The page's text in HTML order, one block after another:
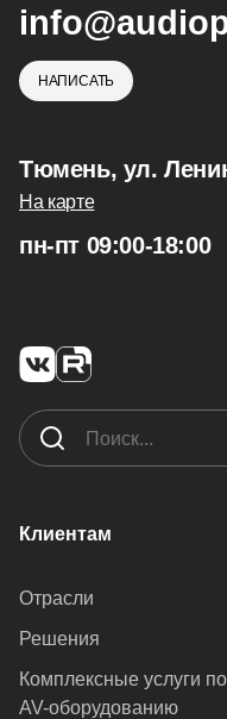
НАПИСАТЬ
Тюмень, ул.
На карте
пн-пт 09:00-18:00
Клиентам
Отрасли
Решения
Комплексные услуги
AV-оборудованию